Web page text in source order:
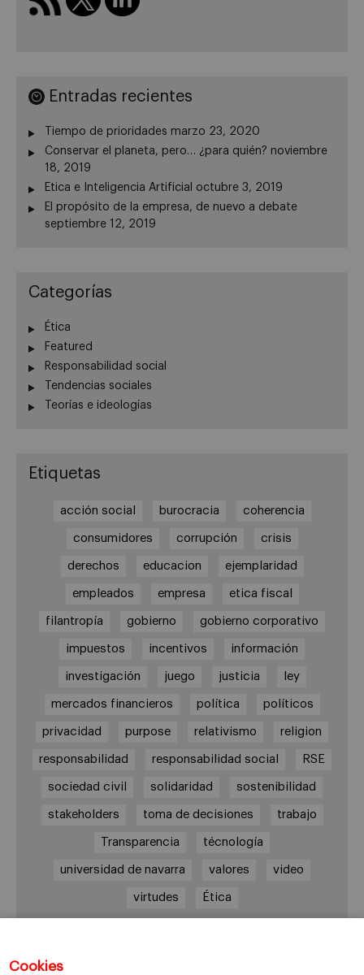
Cookies
Entradas recientes
Tiempo de prioridades marzo 23, 2020
Conservar el planeta, pero… ¿para quién? noviembre
18, 2019
Etica e Inteligencia Artificial
octubre 3, 2019
El propósito de la empresa, de nuevo a debate
septiembre 12, 2019
Categorías
Ética
Featured
Responsabilidad social
Tendencias sociales
Teorías e ideologías
Etiquetas
acción social burocracia coherencia
consumidores corrupción crisis
derechos educacion ejemplaridad
empleados empresa etica fiscal
filantropía gobierno gobierno corporativo
impuestos incentivos información
investigación juego justicia ley
mercados financieros política políticos
privacidad purpose relativismo religion
responsabilidad responsabilidad social RSE
sociedad civil solidaridad sostenibilidad
stakeholders toma de decisiones trabajo
Transparencia técnología
universidad de navarra valores video
virtudes Ética